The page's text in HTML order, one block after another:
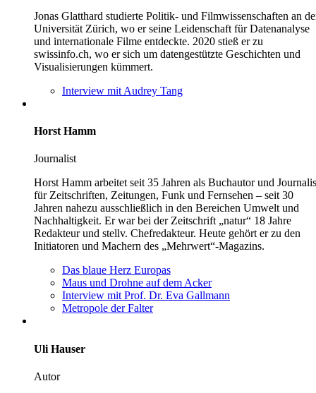
Jonas Glatthard studierte Politik- und Filmwissenschaften an
Universität Zürich, wo er seine Leidenschaft für Datenanalyse
und internationale Filme entdeckte. 2020 stieß er zu
swissinfo.ch, wo er sich um datengestützte Geschichten und
Visualisierungen kümmert.
Interview mit Audrey Tang
Horst Hamm
Journalist
Horst Hamm arbeitet seit 35 Jahren als Buchautor und
für Zeitschriften, Zeitungen, Funk und Fernsehen – seit 30
Jahren nahezu ausschließlich in den Bereichen Umwelt und
Nachhaltigkeit. Er war bei der Zeitschrift „natur“ 18 Jahre
Redakteur und stellv. Chefredakteur. Heute gehört er zu den
Initiatoren und Machern des „Mehrwert“-Magazins.
Das blaue Herz Europas
Maus und Drohne auf dem Acker
Interview mit Prof. Dr. Eva Gallmann
Metropole der Falter
Uli Hauser
Autor